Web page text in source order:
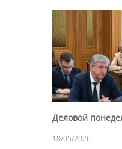
Деловой
18/05/2026